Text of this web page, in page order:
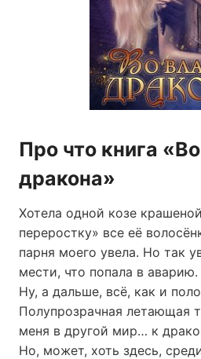
Про что книга
дракона»
Хотела одной козе
переростку» все её
парня моего увела. Но так
мести, что попала в аварию.
Ну, а дальше, всё, как и
Полупрозрачная летающая
меня в другой мир… к
Но, может, хоть здесь,